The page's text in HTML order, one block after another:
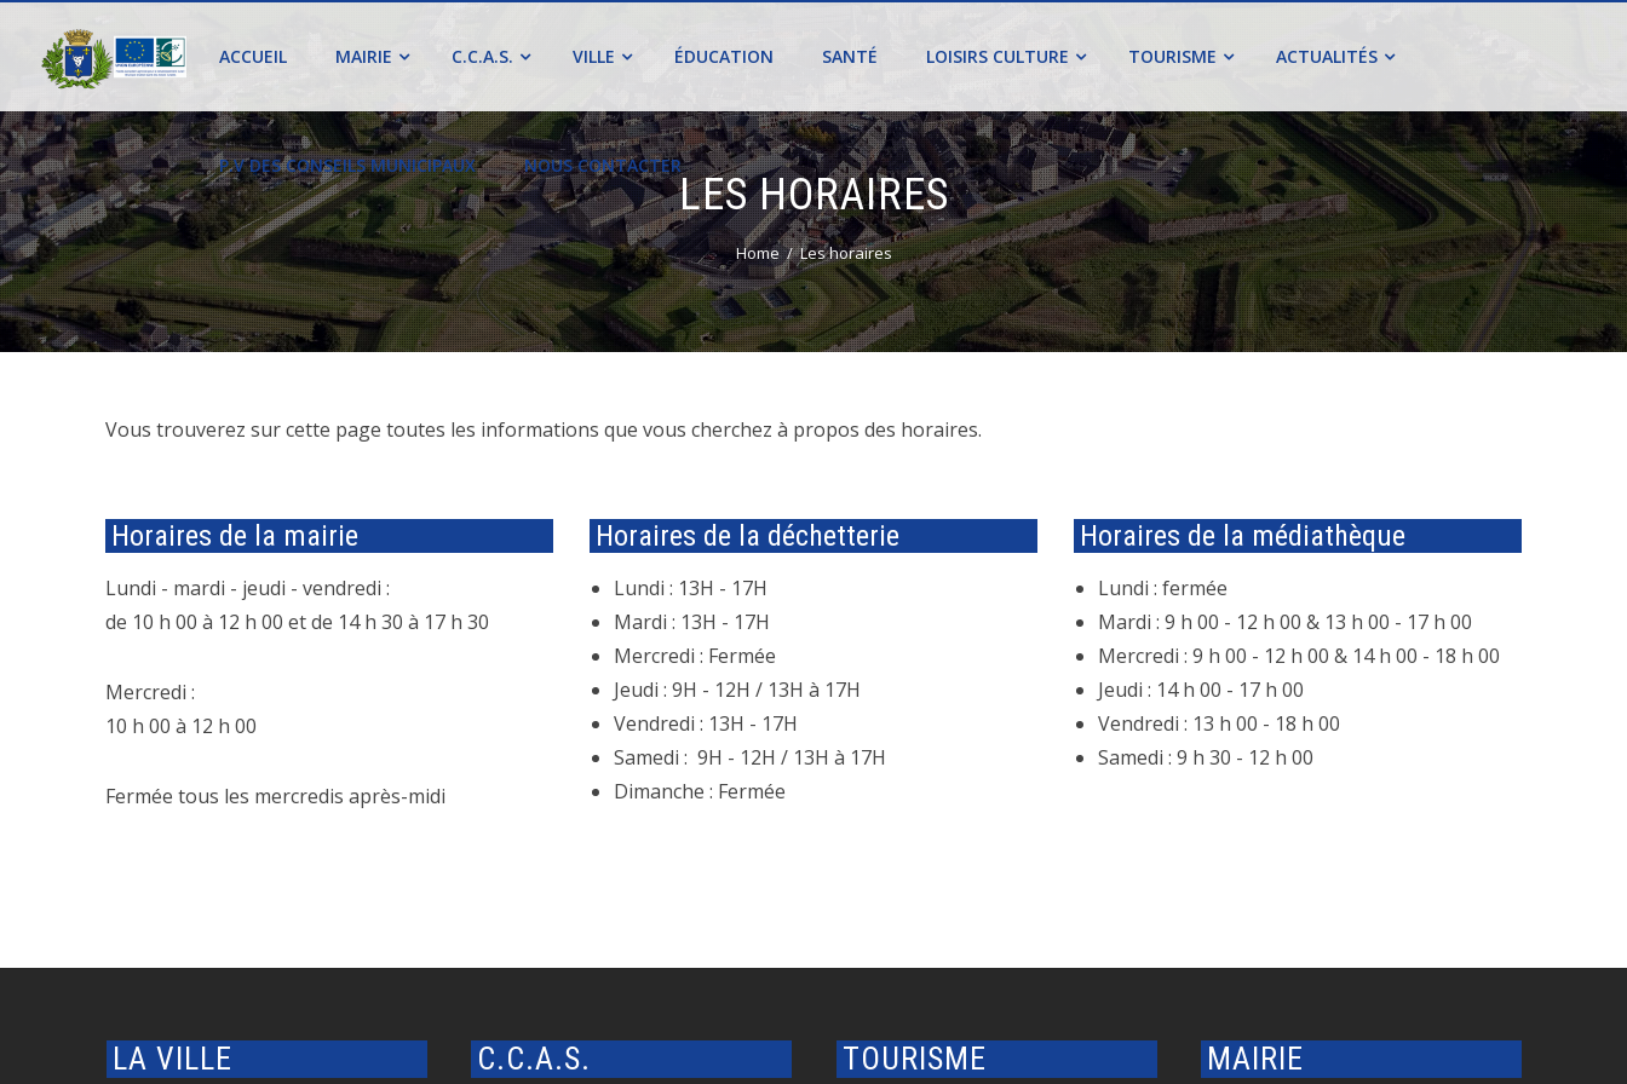
ACCUEIL MAIRIE C.C.A.S. VILLE ÉDUCATION SANTÉ LOISIRS CULTURE TOURISME ACTUALITÉS
P.V DES CONSEILS MUNICIPAUX NOUS CONTACTER
LES HORAIRES
Home Les horaires
Vous trouverez sur cette page toutes les informations que vous cherchez à propos des horaires.
Horaires de la mairie
Lundi - mardi - jeudi - vendredi :
de 10 h 00 à 12 h 00 et de 14 h 30 à 17 h 30
Mercredi :
10 h 00 à 12 h 00
Fermée tous les mercredis après-midi
Horaires de la déchetterie
Lundi : 13H - 17H
Mardi : 13H - 17H
Mercredi : Fermée
Jeudi : 9H - 12H / 13H à 17H
Vendredi : 13H - 17H
Samedi : 9H - 12H / 13H à 17H
Dimanche : Fermée
Horaires de la médiathèque
Lundi : fermée
Mardi : 9 h 00 - 12 h 00 & 13 h 00 - 17 h 00
Mercredi : 9 h 00 - 12 h 00 & 14 h 00 - 18 h 00
Jeudi : 14 h 00 - 17 h 00
Vendredi : 13 h 00 - 18 h 00
Samedi : 9 h 30 - 12 h 00
LA VILLE C.C.A.S. TOURISME MAIRIE